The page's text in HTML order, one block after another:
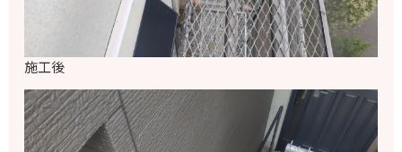
施工後